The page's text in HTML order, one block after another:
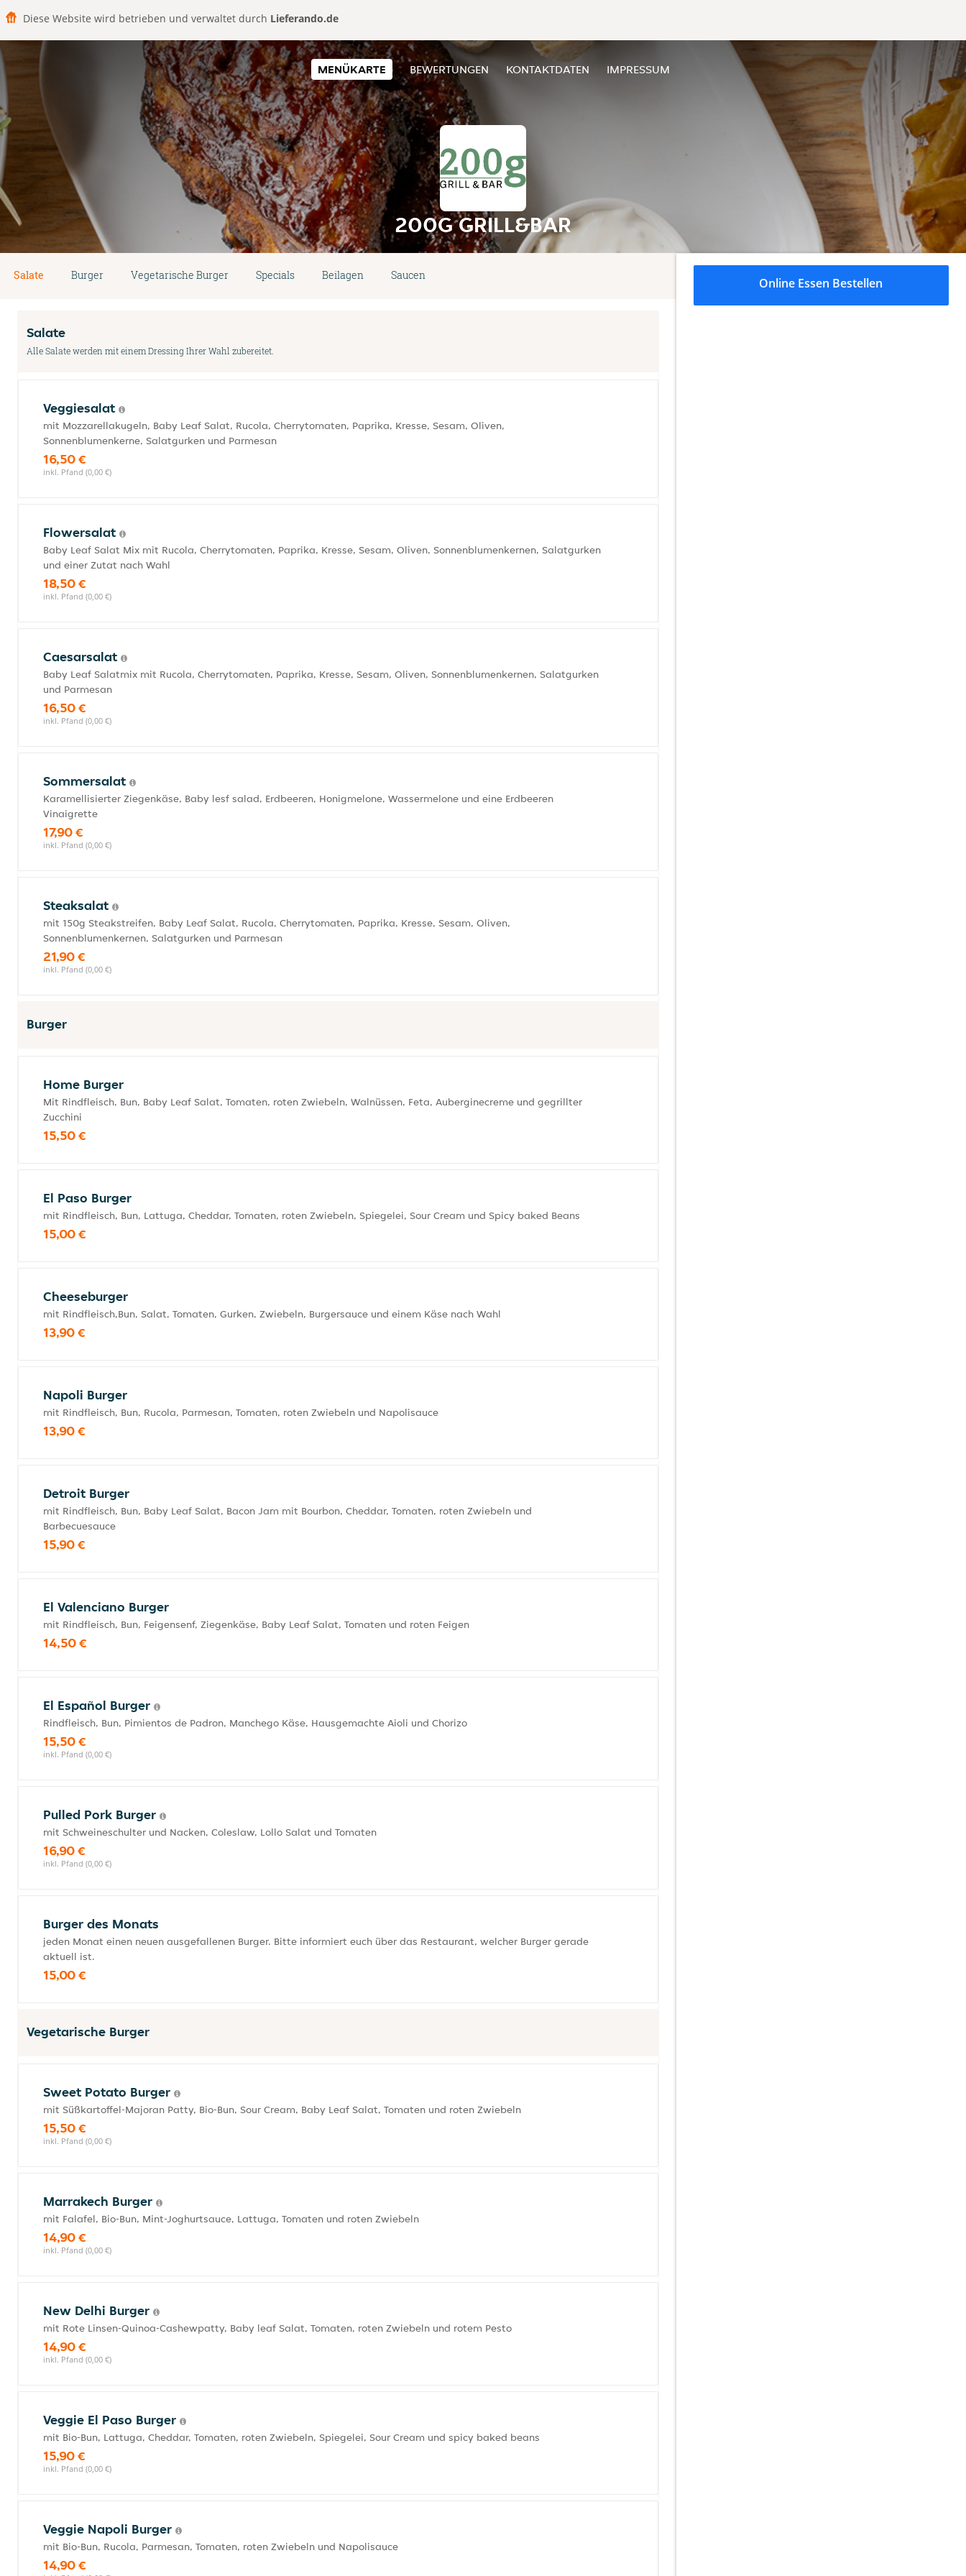
Diese Website wird betrieben und verwaltet durch Lieferando.de
MENÜKARTE BEWERTUNGEN KONTAKTDATEN IMPRESSUM
200G GRILL&BAR
Salate Burger Vegetarische Burger Specials Beilagen Saucen
Salate
Alle Salate werden mit einem Dressing Ihrer Wahl zubereitet.
Veggiesalat
mit Mozzarellakugeln, Baby Leaf Salat, Rucola, Cherrytomaten, Paprika, Kresse, Sesam, Oliven,
Sonnenblumenkerne, Salatgurken und Parmesan
16,50 €
inkl. Pfand (0,00 €)
Flowersalat
Baby Leaf Salat Mix mit Rucola, Cherrytomaten, Paprika, Kresse, Sesam, Oliven, Sonnenblumenkernen, Salatgurken
und einer Zutat nach Wahl
18,50 €
inkl. Pfand (0,00 €)
Caesarsalat
Baby Leaf Salatmix mit Rucola, Cherrytomaten, Paprika, Kresse, Sesam, Oliven, Sonnenblumenkernen, Salatgurken
und Parmesan
16,50 €
inkl. Pfand (0,00 €)
Sommersalat
Karamellisierter Ziegenkäse, Baby lesf salad, Erdbeeren, Honigmelone, Wassermelone und eine Erdbeeren
Vinaigrette
17,90 €
inkl. Pfand (0,00 €)
Steaksalat
mit 150g Steakstreifen, Baby Leaf Salat, Rucola, Cherrytomaten, Paprika, Kresse, Sesam, Oliven,
Sonnenblumenkernen, Salatgurken und Parmesan
21,90 €
inkl. Pfand (0,00 €)
Burger
Home Burger
Mit Rindfleisch, Bun, Baby Leaf Salat, Tomaten, roten Zwiebeln, Walnüssen, Feta, Auberginecreme und gegrillter
Zucchini
15,50 €
El Paso Burger
mit Rindfleisch, Bun, Lattuga, Cheddar, Tomaten, roten Zwiebeln, Spiegelei, Sour Cream und Spicy baked Beans
15,00 €
Cheeseburger
mit Rindfleisch,Bun, Salat, Tomaten, Gurken, Zwiebeln, Burgersauce und einem Käse nach Wahl
13,90 €
Napoli Burger
mit Rindfleisch, Bun, Rucola, Parmesan, Tomaten, roten Zwiebeln und Napolisauce
13,90 €
Detroit Burger
mit Rindfleisch, Bun, Baby Leaf Salat, Bacon Jam mit Bourbon, Cheddar, Tomaten, roten Zwiebeln und
Barbecuesauce
15,90 €
El Valenciano Burger
mit Rindfleisch, Bun, Feigensenf, Ziegenkäse, Baby Leaf Salat, Tomaten und roten Feigen
14,50 €
El Español Burger
Rindfleisch, Bun, Pimientos de Padron, Manchego Käse, Hausgemachte Aioli und Chorizo
15,50 €
inkl. Pfand (0,00 €)
Pulled Pork Burger
mit Schweineschulter und Nacken, Coleslaw, Lollo Salat und Tomaten
16,90 €
inkl. Pfand (0,00 €)
Burger des Monats
jeden Monat einen neuen ausgefallenen Burger. Bitte informiert euch über das Restaurant, welcher Burger gerade
aktuell ist.
15,00 €
Vegetarische Burger
Sweet Potato Burger
mit Süßkartoffel-Majoran Patty, Bio-Bun, Sour Cream, Baby Leaf Salat, Tomaten und roten Zwiebeln
15,50 €
inkl. Pfand (0,00 €)
Marrakech Burger
mit Falafel, Bio-Bun, Mint-Joghurtsauce, Lattuga, Tomaten und roten Zwiebeln
14,90 €
inkl. Pfand (0,00 €)
New Delhi Burger
mit Rote Linsen-Quinoa-Cashewpatty, Baby leaf Salat, Tomaten, roten Zwiebeln und rotem Pesto
14,90 €
inkl. Pfand (0,00 €)
Veggie El Paso Burger
mit Bio-Bun, Lattuga, Cheddar, Tomaten, roten Zwiebeln, Spiegelei, Sour Cream und spicy baked beans
15,90 €
inkl. Pfand (0,00 €)
Veggie Napoli Burger
mit Bio-Bun, Rucola, Parmesan, Tomaten, roten Zwiebeln und Napolisauce
14,90 €
Online Essen Bestellen